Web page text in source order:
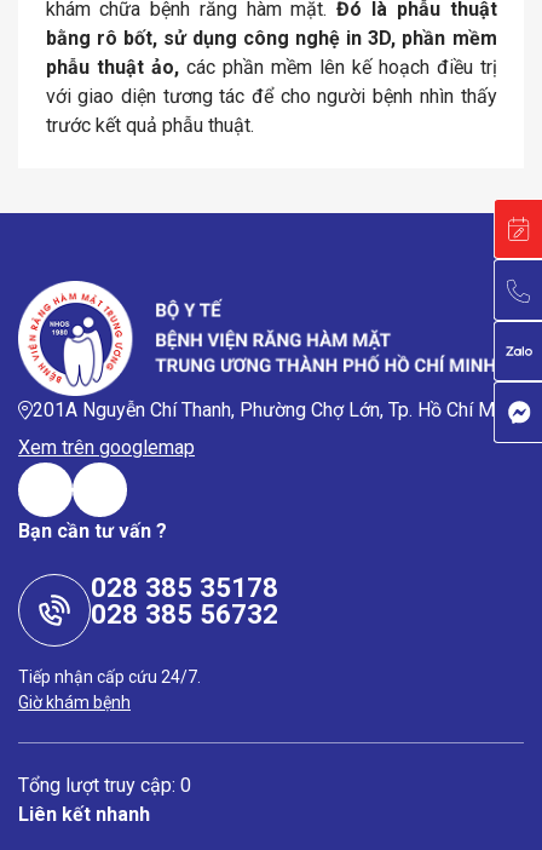
khám chữa bệnh răng hàm mặt.Đó là phẫu thuật
bằng rô bốt, sử dụng công nghệ in 3D, phần mềm
phẫu thuật ảo,các phần mềm lên kế hoạch điều trị
với giao diện tương tác để cho người bệnh nhìn thấy
trước kết quả phẫu thuật.
201A Nguyễn Chí Thanh, Phường Chợ Lớn, Tp. Hồ Chí Minh
Xem trên googlemap
Bạn cần tư vấn ?
028 385 35178
028 385 56732
Tiếp nhận cấp cứu 24/7.
Giờ khám bệnh
Tổng lượt truy cập: 0
Liên kết nhanh